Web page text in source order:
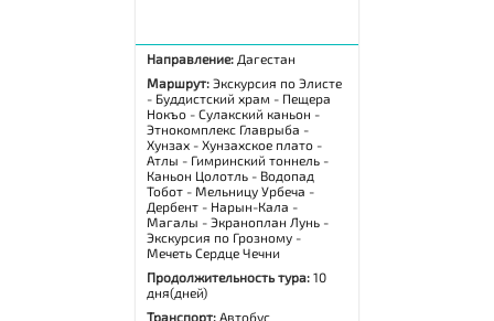
Направление: Дагестан
Маршрут:Экскурсия по Элисте
- Буддистский храм - Пещера
Нокъо - Сулакский каньон -
Этнокомплекс Главрыба -
Хунзах - Хунзахское плато -
Атлы - Гимринский тоннель -
Каньон Цолотль - Водопад
Тобот - Мельницу Урбеча -
Дербент - Нарын-Кала -
Магалы - Экраноплан Лунь -
Экскурсия по Грозному -
Мечеть Сердце Чечни
Продолжительность тура:10
дня(дней)
Транспорт:Автобус